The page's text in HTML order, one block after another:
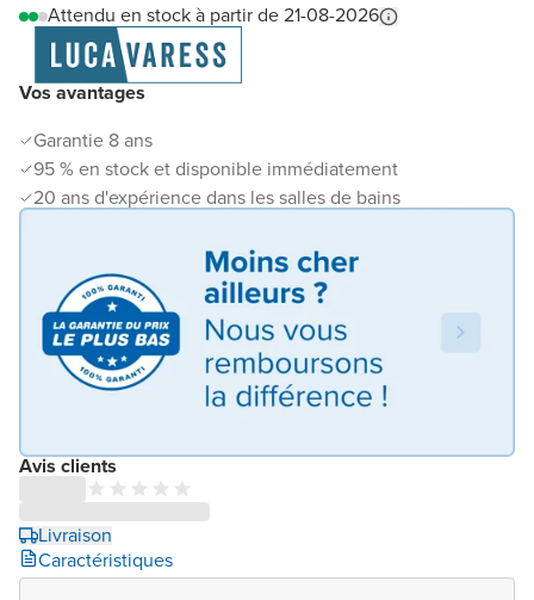
Vos avantages
Garantie 8 ans
95 % en stock et disponible immédiatement
20 ans d'expérience dans les salles de bains
Avis clients
Livraison
Caractéristiques
Attendu en stock à partir de 21-08-2026